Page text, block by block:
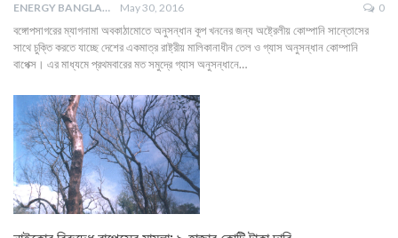
ENERGY BANGLA May 30, 2016 0
বঙ্গোপসাগরের ম্যাগনামা অবকাঠামোতে অনুসন্ধান কূপ খননের জন্য অষ্ট্রেলীয় কোম্পানি সান্তোসের
সাথে চুক্তি করতে যাচ্ছে দেশের একমাত্র রাষ্ট্রীয় মালিকানাধীন তেল ও গ্যাস অনুসন্ধান কোম্পানি
বাপেক্স। এর মাধ্যমে প্রথমবারের মত সমুদ্রে গ্যাস অনুসন্ধানে…